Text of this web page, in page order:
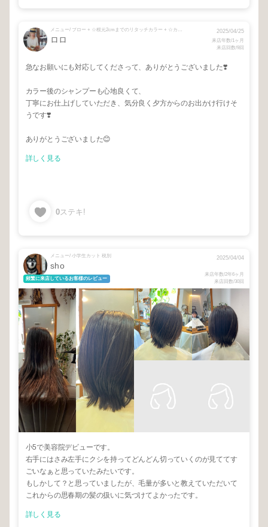
メニュー/ ブロー + ☆根元2cmまでのリタッチカラー + ☆カラーに入れる魔法のトリートメント + リジェケア + いつもメニューでいいの☺️
ロロ
2025/04/25
来店年数/1ヶ月
来店回数/9回
急なお願いにも対応してくださって、ありがとうございました❣️
カラー後のシャンプーも心地良くて、
丁寧にお仕上げしていただき、気分良く夕方からのお出かけ行けそ
うです❣️
ありがとうございました😊
詳しく見る
0ステキ!
メニュー/ 小学生カット 税別
sho
頻繁に来店しているお客様のレビュー
2025/04/04
来店年数/2年6ヶ月
来店回数/30回
小5で美容院デビューです。
右手にはさみ左手にクシを持ってどんどん切っていくのが見ててす
ごいなぁと思っていたみたいです。
もしかして？と思っていましたが、毛量が多いと教えていただいて
これからの思春期の髪の扱いに気づけてよかったです。
詳しく見る